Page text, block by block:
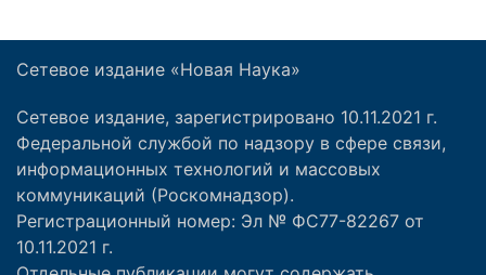
Сетевое издание «Новая Наука»
Сетевое издание, зарегистрировано 10.11.2021 г.
Федеральной службой по надзору в сфере связи,
информационных технологий и массовых
коммуникаций (Роскомнадзор).
Регистрационный номер: Эл № ФС77-82267 от
10.11.2021 г.